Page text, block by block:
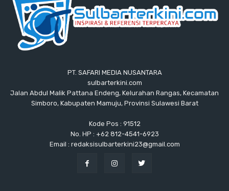
PT. SAFARI MEDIA NUSANTARA
sulbarterkini.com
Jalan Abdul Malik Pattana Endeng, Kelurahan Rangas, Kecamatan
Simboro, Kabupaten Mamuju, Provinsi Sulawesi Barat
Kode Pos : 91512
No. HP : +62 812-4541-6923
Email : redaksisulbarterkini23@gmail.com